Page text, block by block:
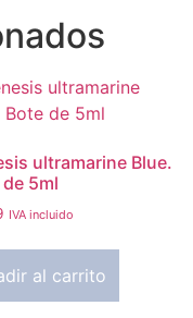
ultramarine Blue.
5ml
IVA incluido
al carrito